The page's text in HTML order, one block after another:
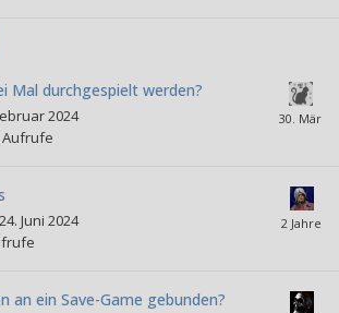
Mal durchgespielt werden?
2024
Aufrufe
24. Juni 2024
an ein Save-Game gebunden?